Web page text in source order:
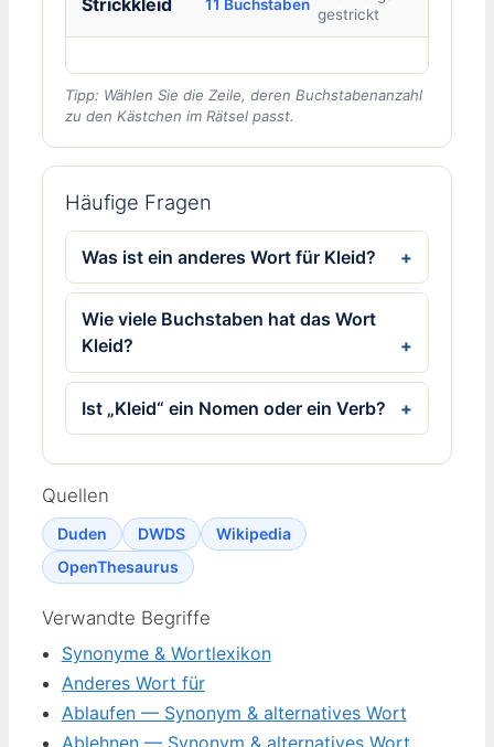
Strickkleid 11 Buchstaben
gestrickt
Tipp: Wählen Sie die Zeile, deren Buchstabenanzahl
zu den Kästchen im Rätsel passt.
Häufige Fragen
Was ist ein anderes Wort für Kleid?
Wie viele Buchstaben hat das Wort
Kleid?
Ist „Kleid“ ein Nomen oder ein Verb?
Quellen
Duden DWDS
Wikipedia
OpenThesaurus
Verwandte Begriffe
Synonyme & Wortlexikon
Anderes Wort für
Ablaufen — Synonym & alternatives Wort
Ablehnen — Synonym & alternatives Wort